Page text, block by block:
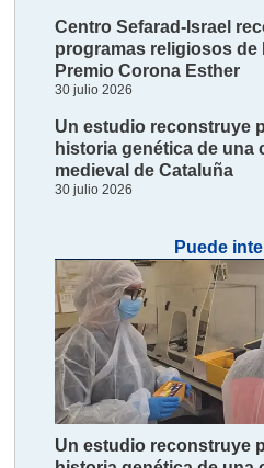
Centro Sefarad-Israel
programas religiosos de
Premio Corona Esther
30 julio 2026
Un estudio reconstruye
historia genética de una
medieval de Cataluña
30 julio 2026
Puede
Un estudio reconstruye